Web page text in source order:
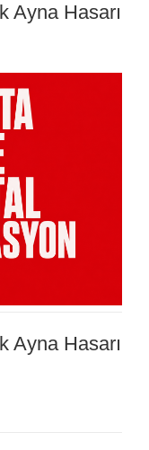
Ayna Hasarı
Ayna Hasarı